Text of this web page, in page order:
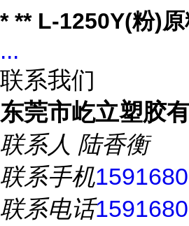
* ** L-1250Y(粉)
...
联系我们
东莞市屹立塑胶
联系人 陆香衡
联系手机
联系电话